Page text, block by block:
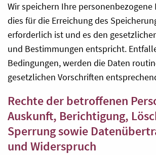
Wir speichern Ihre personenbezogene
dies für die Erreichung des
erforderlich ist und es den
und Bestimmungen entspricht.
Bedingungen, werden die Daten
gesetzlichen Vorschriften
Rechte der betroffenen
Auskunft, Berichtigung,
Sperrung sowie
und Widerspruch